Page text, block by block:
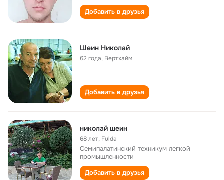
Добавить в друзья
Шеин Николай
62 года, Вертхайм
Добавить в друзья
николай шеин
68 лет, Fulda
Семипалатинский техникум легкой
промышленности
Добавить в друзья